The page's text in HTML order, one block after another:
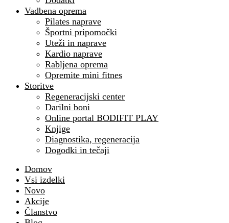
Vadbena oprema
Pilates naprave
Športni pripomočki
Uteži in naprave
Kardio naprave
Rabljena oprema
Opremite mini fitnes
Storitve
Regeneracijski center
Darilni boni
Online portal BODIFIT PLAY
Knjige
Diagnostika, regeneracija
Dogodki in tečaji
Domov
Vsi izdelki
Novo
Akcije
Članstvo